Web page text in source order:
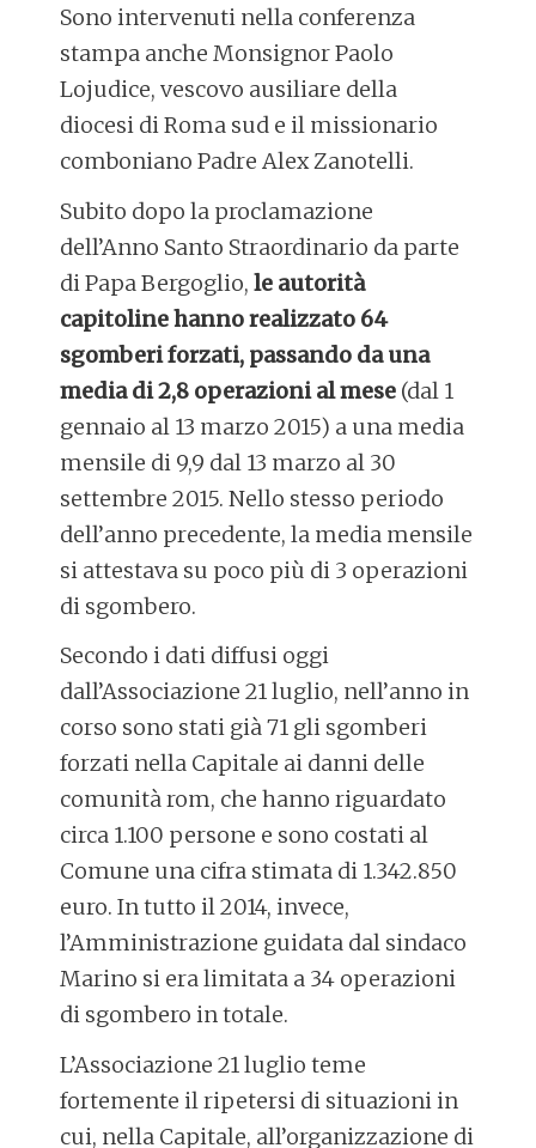
Sono intervenuti nella conferenza
stampa anche Monsignor Paolo
Lojudice, vescovo ausiliare della
diocesi di Roma sud e il missionario
comboniano Padre Alex Zanotelli.
Subito dopo la proclamazione
dell’Anno Santo Straordinario da parte
di Papa Bergoglio,le autorità
capitoline hanno realizzato 64
sgomberi forzati, passando da una
media di 2,8 operazioni al mese (dal 1
gennaio al 13 marzo 2015) a una media
mensile di 9,9 dal 13 marzo al 30
settembre 2015. Nello stesso periodo
dell’anno precedente, la media mensile
si attestava su poco più di 3 operazioni
di sgombero.
Secondo i dati diffusi oggi
dall’Associazione 21 luglio, nell’anno in
corso sono stati già 71 gli sgomberi
forzati nella Capitale ai danni delle
comunità rom, che hanno riguardato
circa 1.100 persone e sono costati al
Comune una cifra stimata di 1.342.850
euro. In tutto il 2014, invece,
l’Amministrazione guidata dal sindaco
Marino si era limitata a 34 operazioni
di sgombero in totale.
L’Associazione 21 luglio teme
fortemente il ripetersi di situazioni in
cui, nella Capitale, all’organizzazione di